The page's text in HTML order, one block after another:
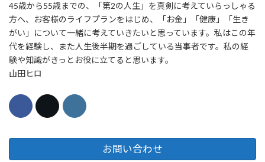
45歳から55歳までの、「第2の人生」を真剣に考えていらっしゃる
方へ、お客様のライフプランをはじめ、「お金」「健康」「生き
がい」について一緒に考えていきたいと思っています。私はこの年
代を経験し、また人生後半期を過ごしている当事者です。私の経
験や知識がきっとお役に立てると思います。
山田ヒロ
お問い合わせ